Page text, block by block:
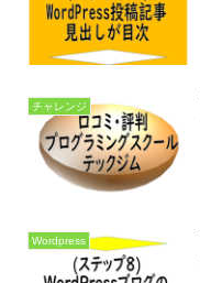
チャレンジ
Wordpress